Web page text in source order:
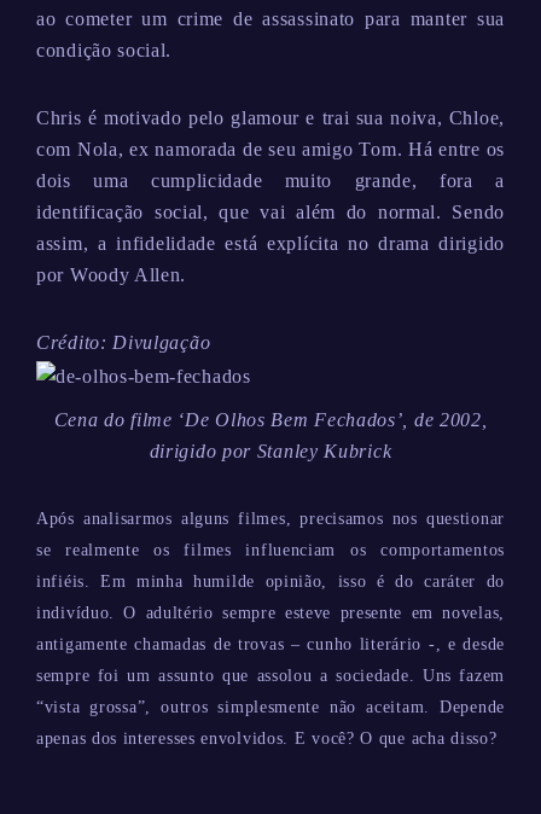
ao cometer um crime de assassinato para manter sua
condição social.
Chris é motivado pelo glamour e trai sua noiva, Chloe,
com Nola, ex namorada de seu amigo Tom. Há entre os
dois uma cumplicidade muito grande, fora a
identificação social, que vai além do normal. Sendo
assim, a infidelidade está explícita no drama dirigido
por Woody Allen.
Crédito: Divulgação
Cena do filme ‘De Olhos Bem Fechados’, de 2002,
dirigido por Stanley Kubrick
Após analisarmos alguns filmes, precisamos nos questionar
se realmente os filmes influenciam os comportamentos
infiéis. Em minha humilde opinião, isso é do caráter do
indivíduo. O adultério sempre esteve presente em novelas,
antigamente chamadas de trovas – cunho literário -, e desde
sempre foi um assunto que assolou a sociedade. Uns fazem
“vista grossa”, outros simplesmente não aceitam. Depende
apenas dos interesses envolvidos. E você? O que acha disso?